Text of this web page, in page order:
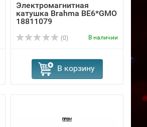
Электромагнитная
катушка Brahma BE6*GMO
18811079
(0) В наличии
В корзину